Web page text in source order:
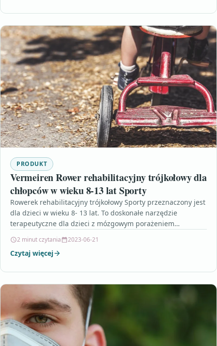
PRODUKT
Vermeiren Rower rehabilitacyjny trójkołowy dla
chłopców w wieku 8-13 lat Sporty
Rowerek rehabilitacyjny trójkołowy Sporty przeznaczony jest
dla dzieci w wieku 8- 13 lat. To doskonałe narzędzie
terapeutyczne dla dzieci z mózgowym porażeniem
2 minut czytania 2023-06-21
Czytaj więcej